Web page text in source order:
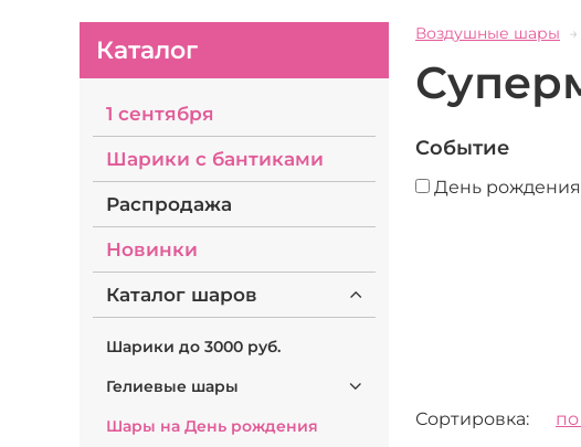
Каталог
1 сентября
Шарики с бантиками
Распродажа
Новинки
Каталог шаров
Шарики до 3000 руб.
Гелиевые шары
Шары на День рождения
Воздушные шары
Событие
День рождения
Сортировка: